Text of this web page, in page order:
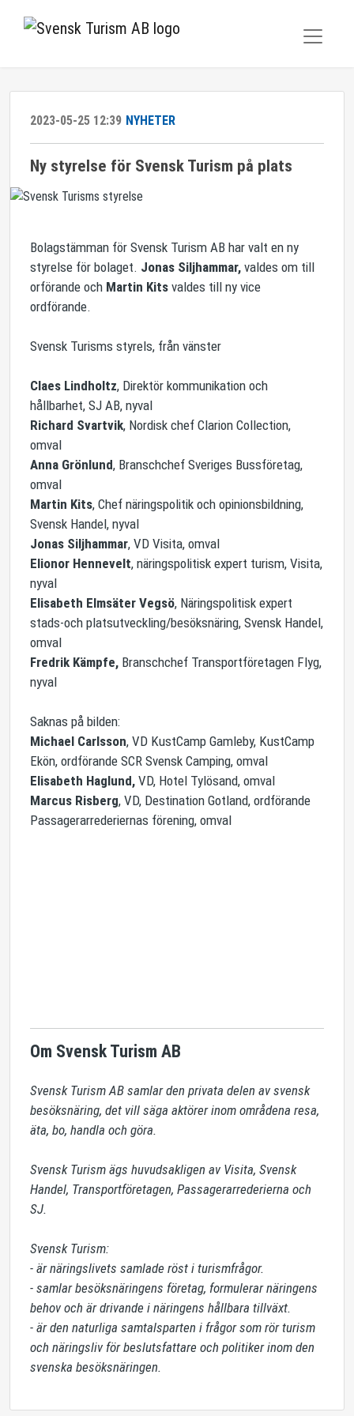
2023-05-25 12:39 NYHETER
Ny styrelse för Svensk Turism på plats
Bolagstämman för Svensk Turism AB har valt en ny
styrelse för bolaget. Jonas Siljhammar, valdes om till
orförande och Martin Kits valdes till ny vice
ordförande.
Svensk Turisms styrels, från vänster
Claes Lindholtz, Direktör kommunikation och
hållbarhet, SJ AB, nyval
Richard Svartvik, Nordisk chef Clarion Collection,
omval
Anna Grönlund, Branschchef Sveriges Bussföretag,
omval
Martin Kits, Chef näringspolitik och opinionsbildning,
Svensk Handel, nyval
Jonas Siljhammar, VD Visita, omval
Elionor Hennevelt, näringspolitisk expert turism, Visita,
nyval
Elisabeth Elmsäter Vegsö, Näringspolitisk expert
stads-och platsutveckling/besöksnäring, Svensk Handel,
omval
Fredrik Kämpfe, Branschchef Transportföretagen Flyg,
nyval
Saknas på bilden:
Michael Carlsson, VD KustCamp Gamleby, KustCamp
Ekön, ordförande SCR Svensk Camping, omval
Elisabeth Haglund, VD, Hotel Tylösand, omval
Marcus Risberg, VD, Destination Gotland, ordförande
Passagerarrederiernas förening, omval
Om Svensk Turism AB
Svensk Turism AB samlar den privata delen av svensk
besöksnäring, det vill säga aktörer inom områdena resa,
äta, bo, handla och göra.
Svensk Turism ägs huvudsakligen av Visita, Svensk
Handel, Transportföretagen, Passagerarrederierna och
SJ.
Svensk Turism:
- är näringslivets samlade röst i turismfrågor.
- samlar besöksnäringens företag, formulerar näringens
behov och är drivande i näringens hållbara tillväxt.
- är den naturliga samtalsparten i frågor som rör turism
och näringsliv för beslutsfattare och politiker inom den
svenska besöksnäringen.